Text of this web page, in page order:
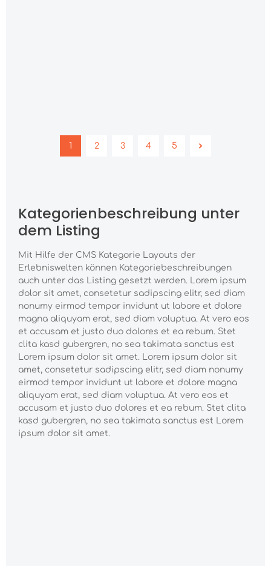
1 2 3 4 5
Kategorienbeschreibung unter
dem Listing
Mit Hilfe der CMS Kategorie Layouts der
Erlebniswelten können Kategoriebeschreibungen
auch unter das Listing gesetzt werden. Lorem ipsum
dolor sit amet, consetetur sadipscing elitr, sed diam
nonumy eirmod tempor invidunt ut labore et dolore
magna aliquyam erat, sed diam voluptua. At vero eos
et accusam et justo duo dolores et ea rebum. Stet
clita kasd gubergren, no sea takimata sanctus est
Lorem ipsum dolor sit amet. Lorem ipsum dolor sit
amet, consetetur sadipscing elitr, sed diam nonumy
eirmod tempor invidunt ut labore et dolore magna
aliquyam erat, sed diam voluptua. At vero eos et
accusam et justo duo dolores et ea rebum. Stet clita
kasd gubergren, no sea takimata sanctus est Lorem
ipsum dolor sit amet.